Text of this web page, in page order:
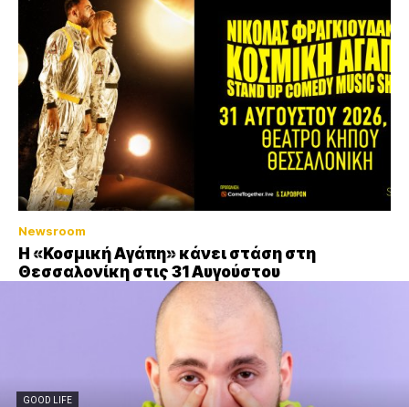
Newsroom
Η «Κοσμική Αγάπη» κάνει στάση στη
Θεσσαλονίκη στις 31 Αυγούστου
GOOD LIFE